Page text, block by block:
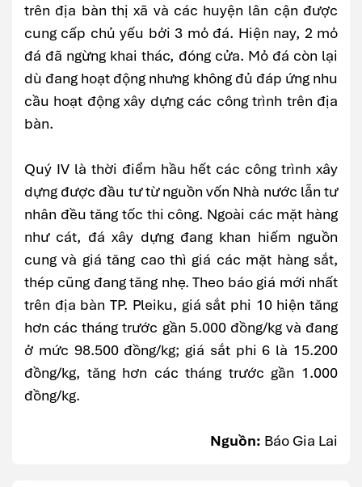
trên địa bàn thị xã và các huyện lân cận được
cung cấp chủ yếu bởi 3 mỏ đá. Hiện nay, 2 mỏ
đá đã ngừng khai thác, đóng cửa. Mỏ đá còn lại
dù đang hoạt động nhưng không đủ đáp ứng nhu
cầu hoạt động xây dựng các công trình trên địa
bàn.
Quý IV là thời điểm hầu hết các công trình xây
dựng được đầu tư từ nguồn vốn Nhà nước lẫn tư
nhân đều tăng tốc thi công. Ngoài các mặt hàng
như cát, đá xây dựng đang khan hiếm nguồn
cung và giá tăng cao thì giá các mặt hàng sắt,
thép cũng đang tăng nhẹ. Theo báo giá mới nhất
trên địa bàn TP. Pleiku, giá sắt phi 10 hiện tăng
hơn các tháng trước gần 5.000 đồng/kg và đang
ở mức 98.500 đồng/kg; giá sắt phi 6 là 15.200
đồng/kg, tăng hơn các tháng trước gần 1.000
đồng/kg.
Nguồn: Báo Gia Lai